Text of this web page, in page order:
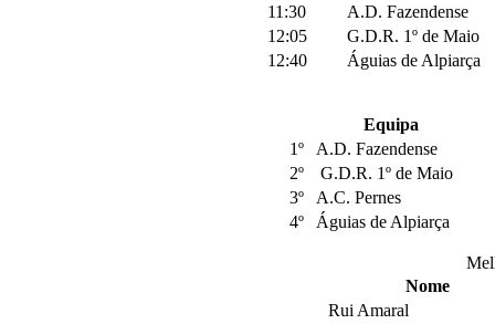
11:30
A.D. Fazendense
12:05
G.D.R. 1º de Maio
12:40
Águias de Alpiarça
Equipa
1º
A.D. Fazendense
2º
G.D.R. 1º de Maio
3º
A.C. Pernes
4º
Águias de Alpiarça
Nome
Rui Amaral